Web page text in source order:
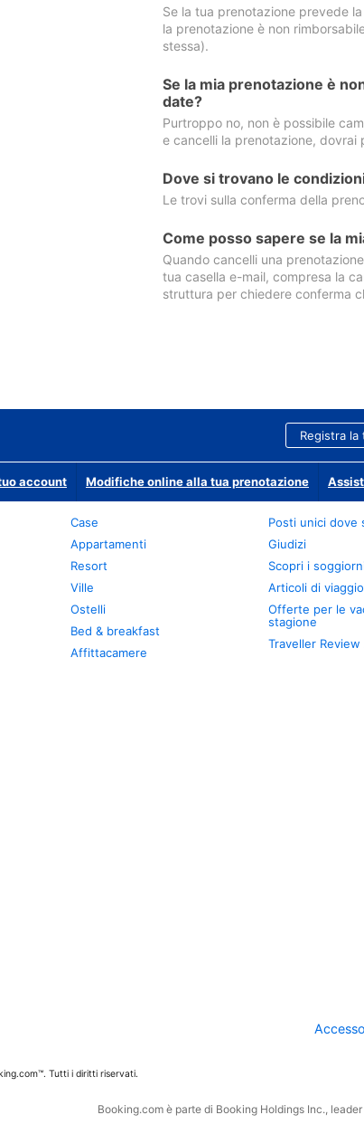
Se la tua prenotazione prevede
la prenotazione è non
stessa).
Se la mia prenotazione è
date?
Purtroppo no, non è possibile
e cancelli la prenotazione,
Dove si trovano le
Le trovi sulla conferma della
Come posso sapere se la
Quando cancelli una
tua casella e-mail, compresa la
struttura per chiedere conferma
Registra
account Modifiche online alla tua prenotazione
Case
Appartamenti
Resort
Ville
Ostelli
Bed & breakfast
Affittacamere
Posti unici dove
Giudizi
Scopri i
Articoli di viaggio
Offerte per le
stagione
Traveller Review
Tutti i diritti riservati.
Booking.com è parte di Booking Holdings Inc.,